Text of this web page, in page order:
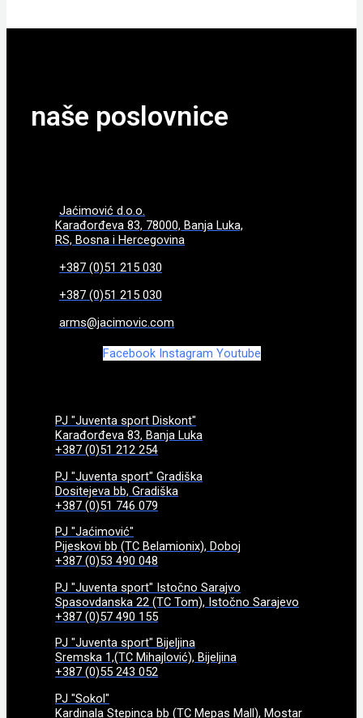
naše poslovnice
Jaćimović d.o.o.
Karađorđeva 83, 78000, Banja Luka,
RS, Bosna i Hercegovina
+387 (0)51 215 030
+387 (0)51 215 030
arms@jacimovic.com
Facebook Instagram Youtube
PJ "Juventa sport Diskont"
Karađorđeva 83, Banja Luka
+387 (0)51 212 254
PJ "Juventa sport" Gradiška
Dositejeva bb, Gradiška
+387 (0)51 746 079
PJ "Jaćimović"
Pijeskovi bb (TC Belamionix), Doboj
+387 (0)53 490 048
PJ "Juventa sport" Istočno Sarajvo
Spasovdanska 22 (TC Tom), Istočno Sarajevo
+387 (0)57 490 155
PJ "Juventa sport" Bijeljina
Sremska 1,(TC Mihajlović), Bijeljina
+387 (0)55 243 052
PJ "Sokol"
Kardinala Stepinca bb (TC Mepas Mall), Mostar